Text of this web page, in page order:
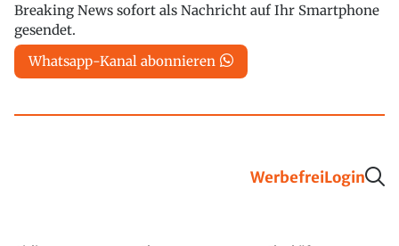
Breaking News sofort als Nachricht auf Ihr Smartphone
gesendet.
Whatsapp-Kanal abonnieren
WerbefreiLogin